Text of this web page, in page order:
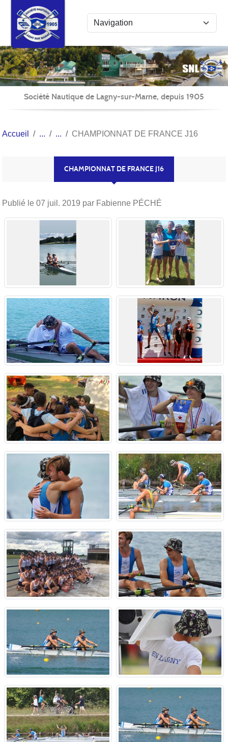
Société Nautique de Lagny-sur-Marne, depuis 1905
Accueil CHAMPIONNAT DE FRANCE J16
CHAMPIONNAT DE FRANCE J16
Publié le 07 juil. 2019 par Fabienne PÉCHÉ
Panneau de gestion des cookies